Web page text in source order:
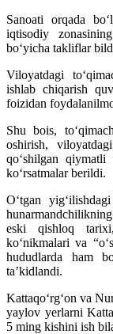
Sanoati orqada
iqtisodiy
bo‘yicha takliflar
Viloyatdagi
ishlab chiqarish
foizidan
Shu bois,
oshirish,
qo‘shilgan qiymatli
ko‘rsatmalar berildi.
O‘tgan
eski qishloq
ko‘nikmalari va
hududlarda ham
ta’kidlandi.
Kattaqo‘rg‘on va
yaylov yerlarni
5 ming kishini ish